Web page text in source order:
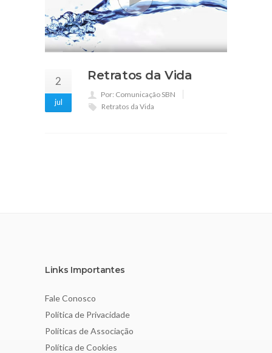
2
jul
Retratos da Vida
Por: Comunicação SBN
Retratos da Vida
Links Importantes
Fale Conosco
Política de Privacidade
Políticas de Associação
Política de Cookies